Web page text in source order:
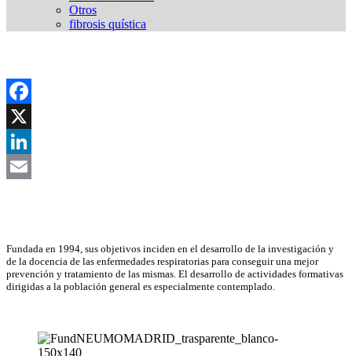
Otros
fibrosis quística
Facebook
X
LinkedIn
Fundada en 1994, sus objetivos inciden en el desarrollo de la investigación y
de la docencia de las enfermedades respiratorias para conseguir una mejor
prevención y tratamiento de las mismas. El desarrollo de actividades formativas
dirigidas a la población general es especialmente contemplado.